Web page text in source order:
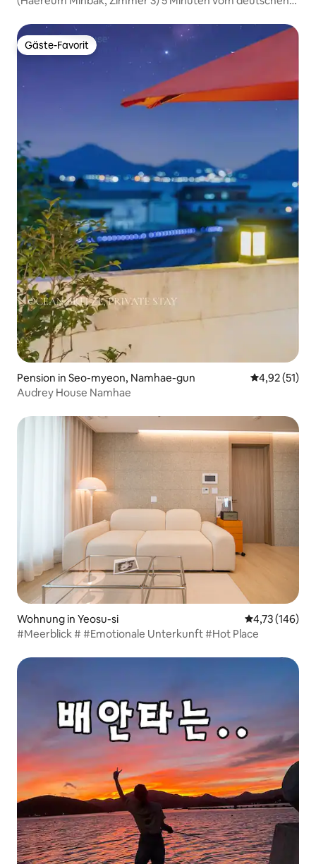
entfernt
Gäste-Favorit
Gäste-Favorit
Pension in Seo-myeon, Namhae-gun
4,92 (51)
Audrey House Namhae
Wohnung in Yeosu-si
4,73 (146)
#Meerblick # #Emotionale Unterkunft #Hot Place